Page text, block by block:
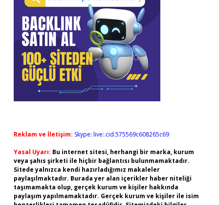
Reklam ve İletişim: Skype: live:.cid.575569c608265c69
Yasal Uyarı: Bu internet sitesi, herhangi bir marka, kurum
veya şahıs şirketi ile hiçbir bağlantısı bulunmamaktadır.
Sitede yalnızca kendi hazırladığımız makaleler
paylaşılmaktadır. Burada yer alan içerikler haber niteliği
taşımamakta olup, gerçek kurum ve kişiler hakkında
paylaşım yapılmamaktadır. Gerçek kurum ve kişiler ile isim